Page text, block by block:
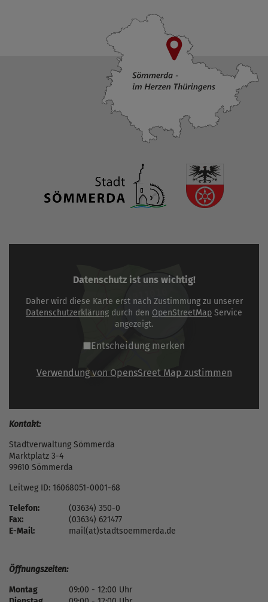
Datenschutz ist uns wichtig!
Daher wird diese Karte erst nach Zustimmung zu unserer
Datenschutzerklärung durch den OpenStreetMap Service
angezeigt.
Entscheidung merken
Verwendung von OpensSreet Map zustimmen
Kontakt:
Stadtverwaltung Sömmerda
Marktplatz 3-4
99610 Sömmerda
Leitweg ID: 16068051-0001-68
Telefon:
(03634) 350-0
Fax:
(03634) 621477
E-Mail:
mail(at)stadtsoemmerda.de
Öffnungszeiten:
Montag
09:00 - 12:00 Uhr